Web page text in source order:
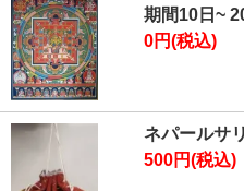
期間10日~
0円(税込)
ネパールサ
500円(税込)